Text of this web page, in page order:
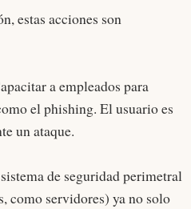
estas acciones son
a empleados para
el phishing. El usuario es
un ataque.
de seguridad perimetral
como servidores) ya no solo